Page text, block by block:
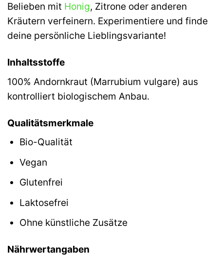
Belieben mit Honig, Zitrone oder anderen
Kräutern verfeinern. Experimentiere und finde
deine persönliche Lieblingsvariante!
Inhaltsstoffe
100% Andornkraut (Marrubium vulgare) aus
kontrolliert biologischem Anbau.
Qualitätsmerkmale
Bio-Qualität
Vegan
Glutenfrei
Laktosefrei
Ohne künstliche Zusätze
Nährwertangaben